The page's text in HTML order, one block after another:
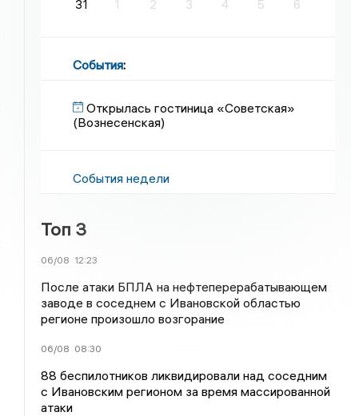
31
1 2 3 4 5 6
События:
Открылась гостиница «Советская»
(Вознесенская)
События недели
Топ 3
06/08 12:23
После атаки БПЛА на нефтеперерабатывающем
заводе в соседнем с Ивановской областью
регионе произошло возгорание
06/08 08:30
88 беспилотников ликвидировали над соседним
с Ивановским регионом за время массированной
атаки